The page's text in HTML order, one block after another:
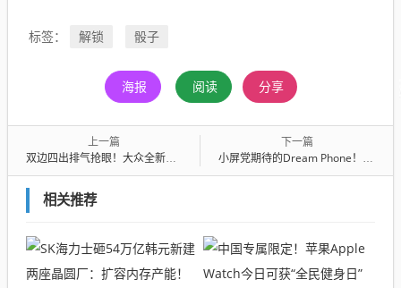
标签： 解锁 骰子
海报 阅读 分享
上一篇
双边四出排气抢眼！大众全新Tiguan R谍照曝光：有望搭载高尔夫R动力
下一篇
小屏党期待的Dream Phone！李杰：一加15T性能、续航、体验全拉满
相关推荐